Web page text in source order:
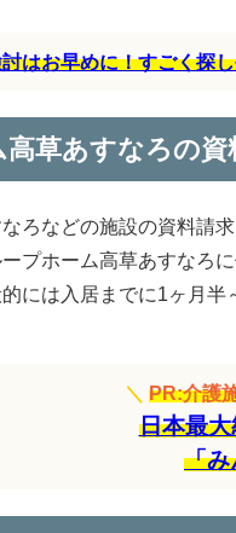
はお早めに！すごく探
高草あすなろの
ろなどの施設の資料請
プホーム高草あすなろ
には入居までに1ヶ月半
＼ PR:介護
日本最
「み